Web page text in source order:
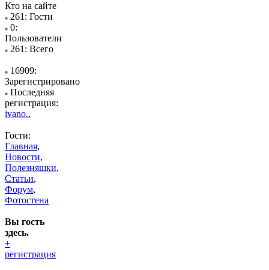
Кто на сайте
261: Гости
0:
Пользователи
261: Всего
16909:
Зарегистрировано
Последняя
регистрация:
ivano..
Гости:
Главная,
Новости,
Полезняшки,
Статьи,
Форум,
Фотостена
Вы гость
здесь.
+
регистрация